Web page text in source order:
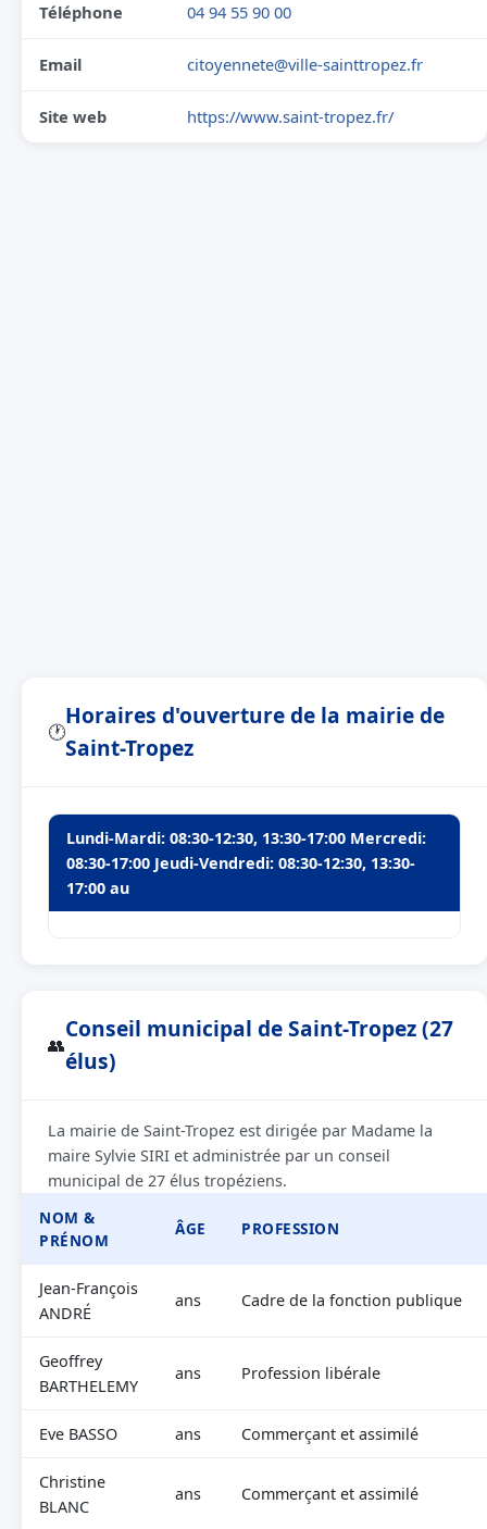
Téléphone 04 94 55 90 00
Email citoyennete@ville-sainttropez.fr
Site web https://www.saint-tropez.fr/
🕐
Horaires d'ouverture de la mairie de
Saint-Tropez
Lundi-Mardi: 08:30-12:30, 13:30-17:00 Mercredi:
08:30-17:00 Jeudi-Vendredi: 08:30-12:30, 13:30-
17:00 au
👥
Conseil municipal de Saint-Tropez (27
élus)
La mairie de Saint-Tropez est dirigée par Madame la
maire Sylvie SIRI et administrée par un conseil
municipal de 27 élus tropéziens.
NOM &
PRÉNOM
ÂGE PROFESSION
Jean-François
ANDRÉ
ans Cadre de la fonction publique
Geoffrey
BARTHELEMY
ans Profession libérale
Eve BASSO ans Commerçant et assimilé
Christine
BLANC
ans Commerçant et assimilé